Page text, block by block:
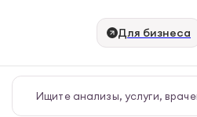
Для бизнеса